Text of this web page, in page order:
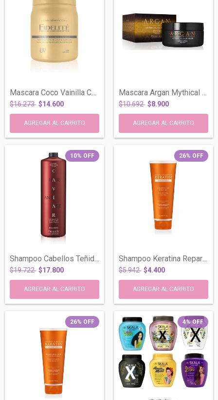
Mascara Coco Vainilla Capilar Renovacion...
$16.273 $14.600
Mascara Argan Mythical Capilar Todo Tipo...
$10.692 $8.900
10% OFF
Shampoo Cabellos Teñidos Caviar X 900 Ml...
$19.722 $17.800
26% OFF
Shampoo Keratina Reparador Anti Frizz x2...
$5.942 $4.400
26% OFF 4%OFF